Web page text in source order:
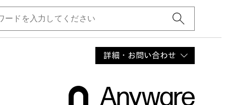
詳細・お問い合わせ